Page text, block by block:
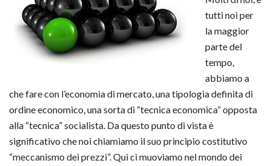
tutti noi per
la maggior
parte del
tempo,
abbiamo a
che fare con l’economia di mercato, una tipologia definita di
ordine economico, una sorta di “tecnica economica” opposta
alla “tecnica” socialista. Da questo punto di vista è
significativo che noi chiamiamo il suo principio costitutivo
“meccanismo dei prezzi”. Qui ci muoviamo nel mondo dei